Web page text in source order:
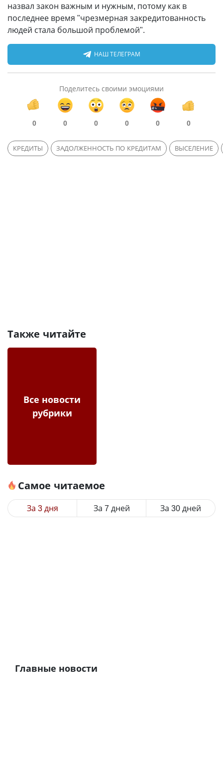
назвал закон важным и нужным, потому как в
последнее время "чрезмерная закредитованность
людей стала большой проблемой".
НАШ ТЕЛЕГРАМ
Поделитесь своими эмоциями
0 0 0 0 0 0
КРЕДИТЫ ЗАДОЛЖЕННОСТЬ ПО КРЕДИТАМ ВЫСЕЛЕНИЕ
Также читайте
Все новости
рубрики
Самое читаемое
За 3 дня За 7 дней За 30 дней
Главные новости